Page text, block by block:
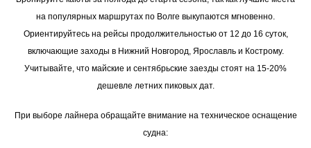
на популярных маршрутах по Волге выкупаются мгновенно.
Ориентируйтесь на рейсы продолжительностью от 12 до 16 суток,
включающие заходы в Нижний Новгород, Ярославль и Кострому.
Учитывайте, что майские и сентябрьские заезды стоят на 15-20%
дешевле летних пиковых дат.
При выборе лайнера обращайте внимание на техническое оснащение
судна: